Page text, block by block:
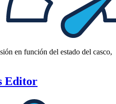
en función del estado del casco,
Editor